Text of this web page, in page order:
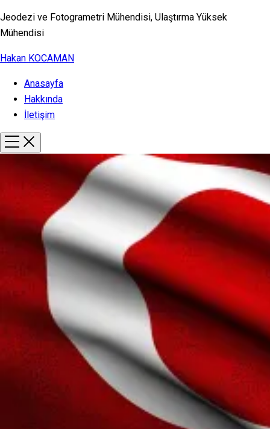
Jeodezi ve Fotogrametri Mühendisi, Ulaştırma Yüksek
Mühendisi
Hakan KOCAMAN
Anasayfa
Hakkında
İletişim